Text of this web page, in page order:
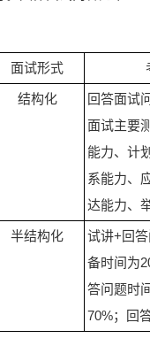
面试形式
结构化
回答面试
面试主要
能力、计
系能力、
达能力、
半结构化
试讲+回
备时间为
答问题时
70%；回